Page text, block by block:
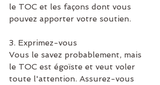
le TOC et les façons dont vous
pouvez apporter votre soutien.
3. Exprimez-vous
Vous le savez probablement, mais
le TOC est égoïste et veut voler
toute l'attention. Assurez-vous